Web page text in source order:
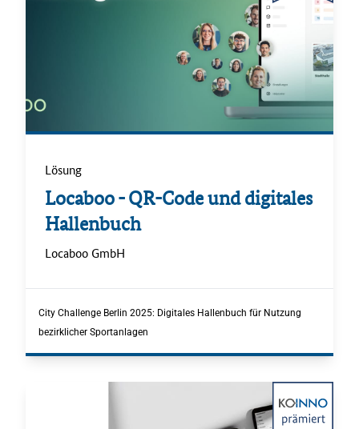
Lösung
.Locaboo - QR-Code und digitales
Hallenbuch
.Locaboo GmbH
City Challenge Berlin 2025: Digitales Hallenbuch für Nutzung
bezirklicher Sportanlagen